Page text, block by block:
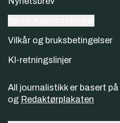
Vilkår og bruksbetingelser
KI-retningslinjer
All journalistikk er basert på
og Redaktørplakaten